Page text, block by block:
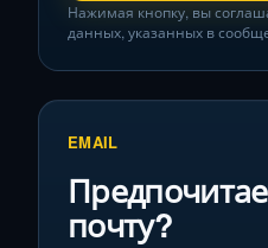
Нажимая кнопку, вы
данных, указанных в
EMAIL
почту?